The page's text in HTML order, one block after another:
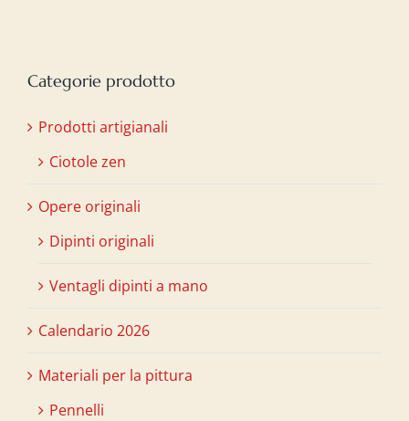
Categorie prodotto
Prodotti artigianali
Ciotole zen
Opere originali
Dipinti originali
Ventagli dipinti a mano
Calendario 2026
Materiali per la pittura
Pennelli